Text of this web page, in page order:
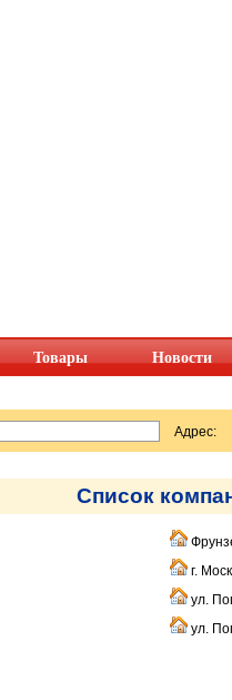
Товары Новости
Адрес:
Список
г.
ул.
ул.